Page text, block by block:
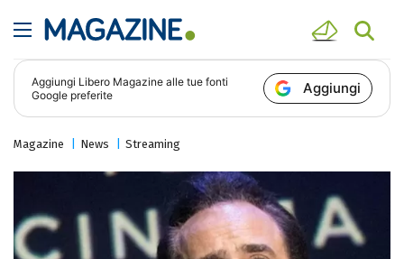
Aggiungi Libero Magazine alle tue fonti
Google preferite
Aggiungi
Magazine News Streaming